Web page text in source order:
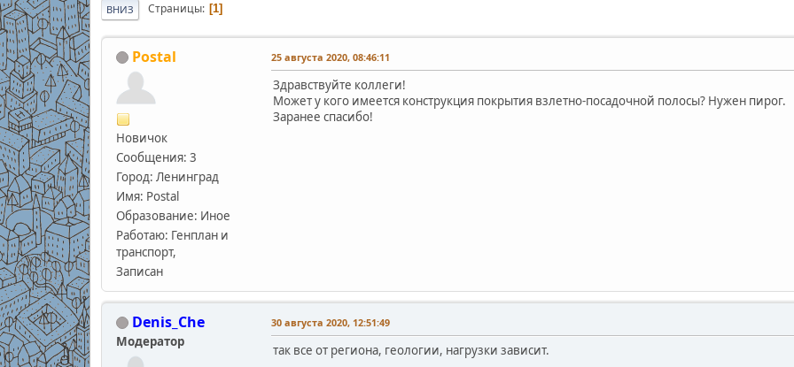
ВНИЗ Страницы 1
Postal
Новичок
Сообщения: 3
Город: Ленинград
Имя: Postal
Образование: Иное
Работаю: Генплан и
транспорт,
Записан
25 августа 2020, 08:46:11
Здравствуйте коллеги!
Может у кого имеется конструкция покрытия взлетно-посадочной полосы? Нужен пирог.
Заранее спасибо!
Denis_Che
Модератор
30 августа 2020, 12:51:49
так все от региона, геологии, нагрузки зависит.